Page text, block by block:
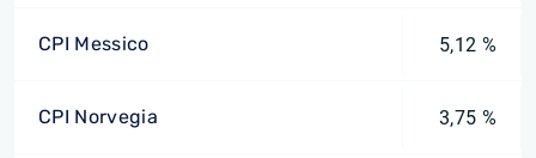
CPI Messico 5,12 %
CPI Norvegia 3,75 %